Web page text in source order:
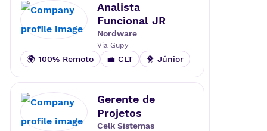
Analista
Funcional JR
Nordware
Via Gupy
🌍 100% Remoto 💼 CLT 🐥 Júnior
Gerente de
Projetos
Celk Sistemas